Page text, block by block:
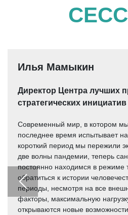
Илья Мамыкин
Директор Центра лучших
стратегических инициатив
Современный мир, в котором
последнее время испытывает
короткий период мы пережили
две волны пандемии, теперь
постоянно находимся в режиме
обратиться к истории
периоды, несмотря на все
факторы, максимальную
открываются новые